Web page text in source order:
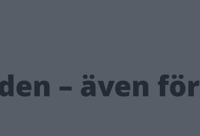
– även för